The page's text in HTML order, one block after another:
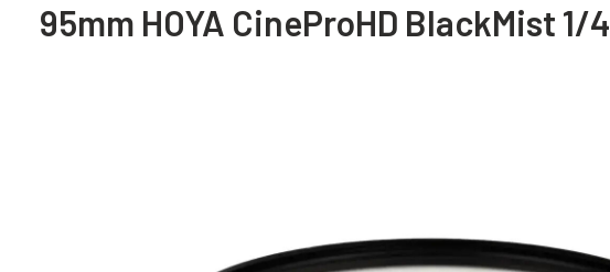
95mm HOYA CineProHD BlackMist 1/4